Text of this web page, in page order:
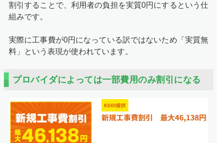
割引することで、利用者の負担を実質0円にするという仕
組みです。
実際に工事費が0円になっている訳ではないため「実質無
料」という表現が使われています。
プロバイダによっては一部費用のみ割引になる